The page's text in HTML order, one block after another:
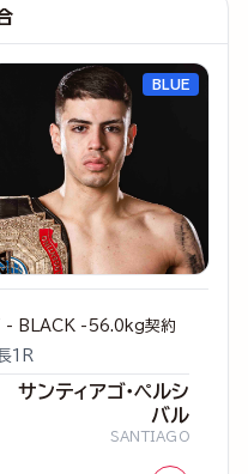
- BLACK -56.0kg契約
1R
サンティアゴ・ペルシ
バル
SANTIAGO
BLUE